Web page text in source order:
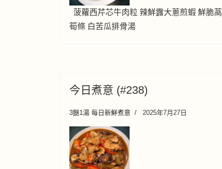
菠蘿西芹芯牛肉粒 辣鮮露大蔥煎蝦 鮮脆萵
筍條 白苦瓜排骨湯
今日煮意 (#238)
3餸1湯 每日新鮮煮意 2025年7月27日